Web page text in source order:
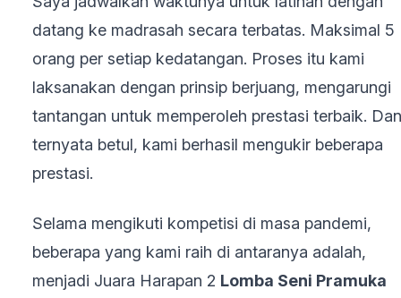
datang ke madrasah secara terbatas. Maksimal 5
orang per setiap kedatangan. Proses itu kami
laksanakan dengan prinsip berjuang, mengarungi
tantangan untuk memperoleh prestasi terbaik. Dan
ternyata betul, kami berhasil mengukir beberapa
prestasi.
Selama mengikuti kompetisi di masa pandemi,
beberapa yang kami raih di antaranya adalah,
menjadi Juara Harapan 2 Lomba Seni Pramuka